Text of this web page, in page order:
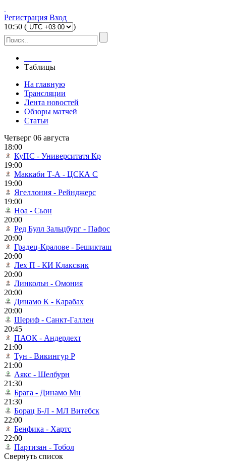
Регистрация Вход
10:50 ( )
Таблицы
На главную
Трансляции
Лента новостей
Обзоры матчей
Статьи
Четверг 06 августа
18:00
КуПС - Университатя Кр
19:00
Маккаби Т-А - ЦСКА С
19:00
Ягеллония - Рейнджерс
19:00
Ноа - Сьон
20:00
Ред Булл Зальцбург - Пафос
20:00
Градец-Кралове - Бешикташ
20:00
Лех П - КИ Клаксвик
20:00
Линкольн - Омония
20:00
Динамо К - Карабах
20:00
Шериф - Санкт-Галлен
20:45
ПАОК - Андерлехт
21:00
Тун - Викингур Р
21:00
Аякс - Шелбурн
21:30
Брага - Динамо Мн
21:30
Борац Б-Л - МЛ Витебск
22:00
Бенфика - Хартс
22:00
Партизан - Тобол
Свернуть список